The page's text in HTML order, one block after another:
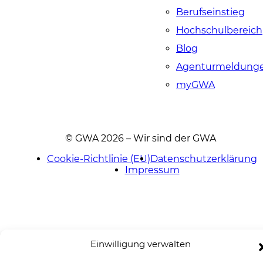
Einwilligung verwalten
Berufseinstieg
Hochschulbereich
Blog
myGWA
© GWA 2026 – Wir sind der GWA
Cookie-Richtlinie (EU)Datenschutzerklärung
Impressum